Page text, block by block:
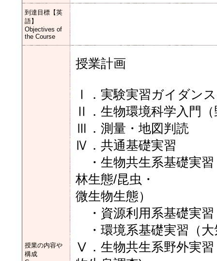
到達目標【英
語】
Objectives of
the Course
授業の内容や
構成
授業計画
Ⅰ．実験実習ガイダンス
Ⅱ．生物環境科学入門
Ⅲ．測量・地図判読
Ⅳ．共通基礎実習
・生物共生系基礎実習
林生態/昆虫・
微生物生態）
・資源利用系基礎実習
・環境系基礎実習（大
Ⅴ．生物共生系野外実